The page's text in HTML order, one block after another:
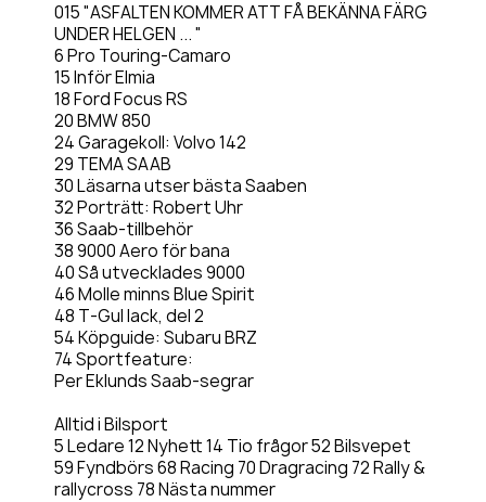
015 "ASFALTEN KOMMER ATT FÅ BEKÄNNA FÄRG
UNDER HELGEN ... "
6 Pro Touring-Camaro
15 Inför Elmia
18 Ford Focus RS
20 BMW 850
24 Garagekoll: Volvo 142
29 TEMA SAAB
30 Läsarna utser bästa Saaben
32 Porträtt: Robert Uhr
36 Saab-tillbehör
38 9000 Aero för bana
40 Så utvecklades 9000
46 Molle minns Blue Spirit
48 T-Gul lack, del 2
54 Köpguide: Subaru BRZ
74 Sportfeature:
Per Eklunds Saab-segrar
Alltid i Bilsport
5 Ledare 12 Nyhett 14 Tio frågor 52 Bilsvepet
59 Fyndbörs 68 Racing 70 Dragracing 72 Rally &
rallycross 78 Nästa nummer